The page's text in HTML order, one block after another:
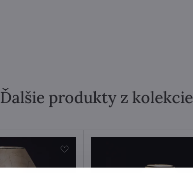
Ďalšie produkty z kolekcie